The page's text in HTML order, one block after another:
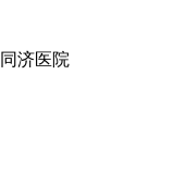
济医院